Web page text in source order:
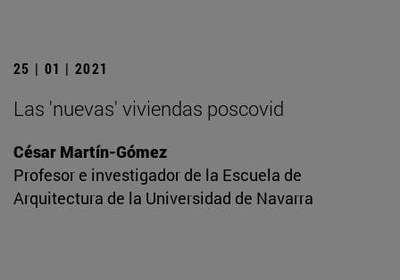
25 | 01 | 2021
Las 'nuevas' viviendas poscovid
César Martín-Gómez
Profesor e investigador de la Escuela de
Arquitectura de la Universidad de Navarra